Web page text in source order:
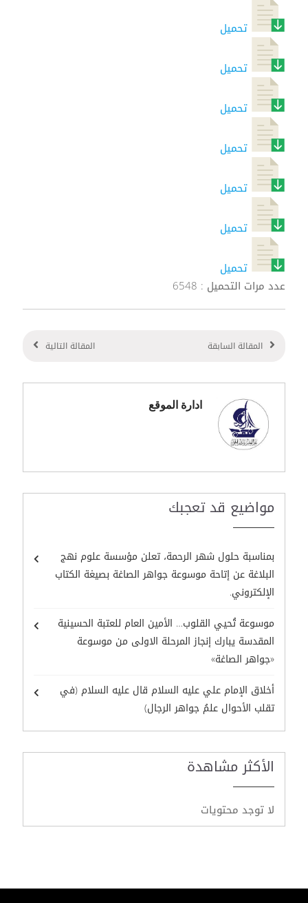
تحميل
تحميل
تحميل
تحميل
تحميل
تحميل
تحميل
عدد مرات التحميل : 6548
المقالة السابقة المقالة التالية
ادارة الموقع
مواضيع قد تعجبك
بمناسبة حلول شهر الرحمة، تعلن مؤسسة علوم نهج
البلاغة عن إتاحة موسوعة جواهر الصاغة بصيغة الكتاب
الإلكتروني.
موسوعة تُحيي القلوب… الأمين العام للعتبة الحسينية
المقدسة يبارك إنجاز المرحلة الاولى من موسوعة
«جواهر الصاغة»
أخلاق الإمام علي عليه السلام قال عليه السلام (في
تقلب الأحوال علمُ جواهر الرجال)
الأكثر مشاهدة
لا توجد محتويات